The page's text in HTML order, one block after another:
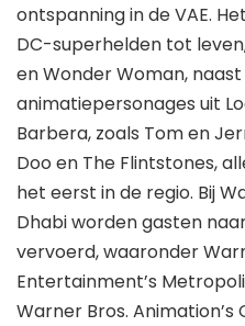
ontspanning in de VAE.
DC-superhelden tot
en Wonder Woman,
animatiepersonages uit
Barbera, zoals Tom en
Doo en The Flintstones,
het eerst in de regio. Bij
Dhabi worden gasten
vervoerd, waaronder
Entertainment’s
Warner Bros.